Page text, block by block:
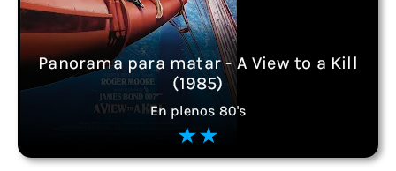
Panorama para matar - A View to a Kill
(1985)
En plenos 80's